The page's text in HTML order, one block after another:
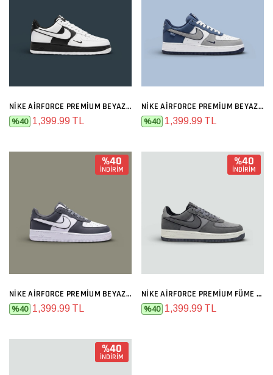
NIKE AIRFORCE PREMIUM BEYAZ SIYAH
%40 1,399.99 TL
NIKE AIRFORCE PREMIUM BEYAZ GRI MAVI
%40 1,399.99 TL
%40
İNDİRİM
NIKE AIRFORCE PREMIUM BEYAZ GRI
%40 1,399.99 TL
%40
İNDİRİM
NIKE AIRFORCE PREMIUM FÜME GRI
%40 1,399.99 TL
%40
İNDİRİM